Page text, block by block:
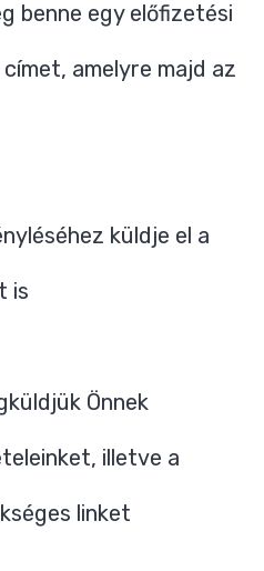
benne egy előfizetési
amelyre majd az
küldje el a
is
Önnek
illetve a
linket